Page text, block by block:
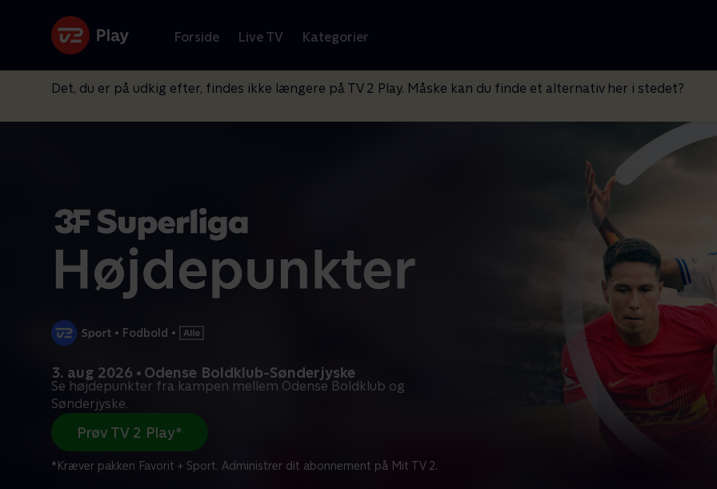
Forside Live TV Kategorier
Det, du er på udkig efter, findes ikke længere på TV 2 Play. Måske kan du finde et alternativ her i stedet?
• Fodbold •
3. aug 2026 • Odense Boldklub-Sønderjyske
Se højdepunkter fra kampen mellem Odense Boldklub og
Sønderjyske.
Prøv TV 2 Play*
*Kræver pakken Favorit + Sport. Administrer dit abonnement på Mit TV 2.